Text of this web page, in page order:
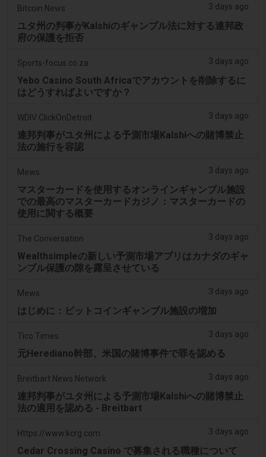
Bitcoin News 3 days ago
ユタ州の判事がKalshiのギャンブル法に対する連邦政
府の保護を拒否
Sports-focus.co.za 3 days ago
Yebo Casino South Africaでアカウントを削除するに
はどうすればよいですか？
WDIV ClickOnDetroit 3 days ago
連邦判事がユタ州による予測市場Kalshiへの賭博禁止
法の施行を容認
Mews 3 days ago
マスターカードを使用するオンラインギャンブル施設
での最高のマスターカードカジノ：マスターカードの
使用に関する概要
The Conversation 3 days ago
Wealthsimpleの新しい予測市場アプリはカナダのギャ
ンブル保護の隙を露呈させている
Mews 3 days ago
はじめに：ビットコインギャンブル施設の増加
Tico Times 3 days ago
元Herediano幹部、米国の賭博事件で罪を認める
Breitbart News Network 3 days ago
連邦判事がユタ州による予測市場Kalshiへの賭博禁止
法の適用を認める - Breitbart
Https://www.kcrg.com 3 days ago
Cedar Crossing Casino で募集される職種について